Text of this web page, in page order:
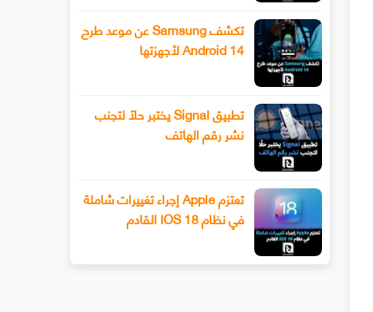
تكشف Samsung عن موعد طرح
Android 14 لأجهزتها
تطبيق Signal يختبر حلًا لتجنب
نشر رقم الهاتف
تعتزم Apple إجراء تغييرات شاملة
في نظام IOS 18 القادم